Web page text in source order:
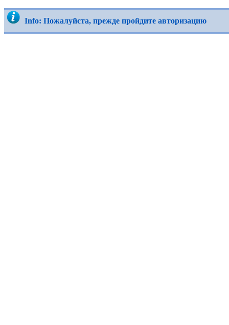
Info: Пожалуйста, прежде пройдите авторизацию